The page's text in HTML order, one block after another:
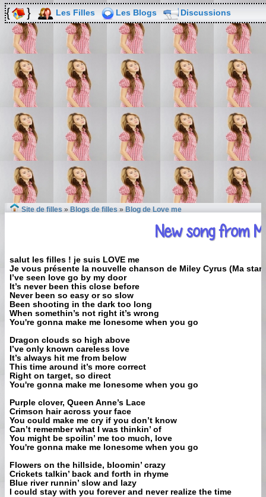
Les Filles Les Blogs Discussions
Site de filles » Blogs de filles » Blog de Love me
New song from
salut les filles ! je suis LOVE me
Je vous présente la nouvelle chanson de Miley Cyrus (Ma
I’ve seen love go by my door
It’s never been this close before
Never been so easy or so slow
Been shooting in the dark too long
When somethin’s not right it’s wrong
You're gonna make me lonesome when you go
Dragon clouds so high above
I’ve only known careless love
It’s always hit me from below
This time around it’s more correct
Right on target, so direct
You're gonna make me lonesome when you go
Purple clover, Queen Anne’s Lace
Crimson hair across your face
You could make me cry if you don’t know
Can’t remember what I was thinkin’ of
You might be spoilin’ me too much, love
You're gonna make me lonesome when you go
Flowers on the hillside, bloomin’ crazy
Crickets talkin’ back and forth in rhyme
Blue river runnin’ slow and lazy
I could stay with you forever and never realize the time